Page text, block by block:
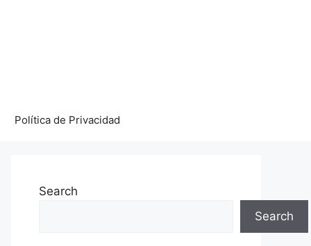
Política de Privacidad
Search
Search